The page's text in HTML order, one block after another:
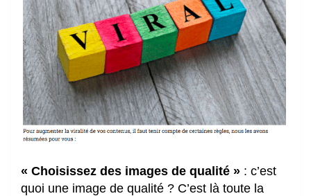
« Choisissez des images de qualité » : c’est
quoi une image de qualité ? C’est là toute la